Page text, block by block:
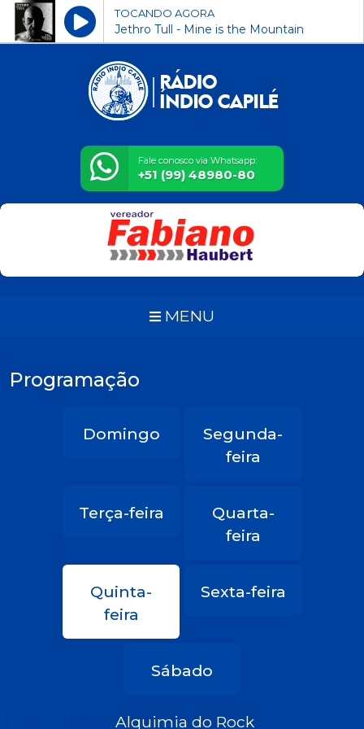
TOCANDO AGORA
Jethro Tull - Mine is the Mountain
Fale conosco via Whatsapp:
+51 (99) 48980-80
MENU
Programação
Domingo
Segunda-
feira
Terça-feira
Quarta-
feira
Quinta-
feira
Sexta-feira
Sábado
Alquimia do Rock